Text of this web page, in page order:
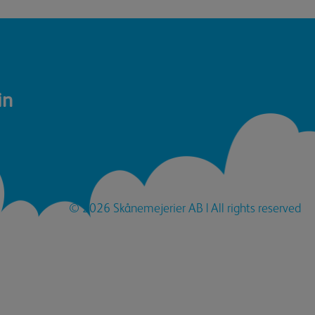
© 2026 Skånemejerier AB | All rights reserved